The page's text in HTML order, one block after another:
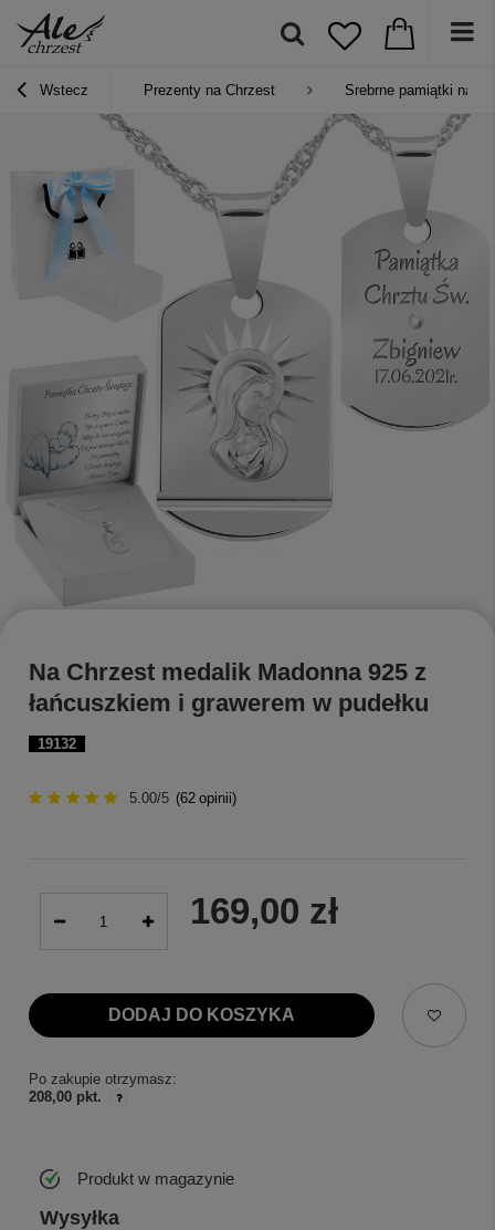
Wstecz Prezenty na Chrzest Srebrne pamiątki na
19132
Na Chrzest medalik Madonna 925 z
łańcuszkiem i grawerem w pudełku
5.00/5 (62 opinii)
169,00 zł
DODAJ DO KOSZYKA
Po zakupie otrzymasz:
208,00 pkt.
Produkt w magazynie
Wysyłka